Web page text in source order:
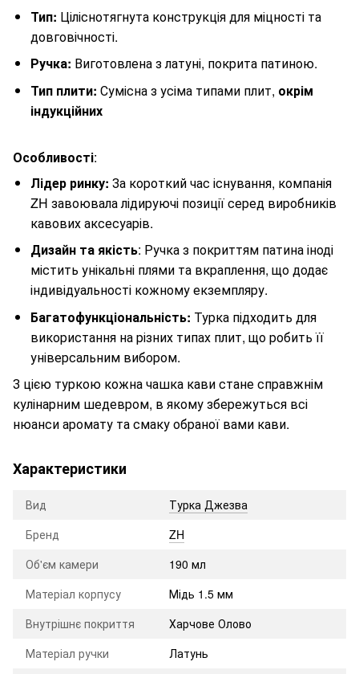
Тип: Ціліснотягнута конструкція для міцності та
довговічності.
Ручка: Виготовлена з латуні, покрита патиною.
Тип плити: Сумісна з усіма типами плит, окрім
індукційних
Особливості:
Лідер ринку: За короткий час існування, компанія
ZH завоювала лідируючі позиції серед виробників
кавових аксесуарів.
Дизайн та якість: Ручка з покриттям патина іноді
містить унікальні плями та вкраплення, що додає
індивідуальності кожному екземпляру.
Багатофункціональність: Турка підходить для
використання на різних типах плит, що робить її
універсальним вибором.
З цією туркою кожна чашка кави стане справжнім
кулінарним шедевром, в якому збережуться всі
нюанси аромату та смаку обраної вами кави.
Характеристики
Вид
Турка Джезва
Бренд
ZH
Об'єм камери
190 мл
Матеріал корпусу
Мідь 1.5 мм
Внутрішнє покриття
Харчове Олово
Матеріал ручки
Латунь